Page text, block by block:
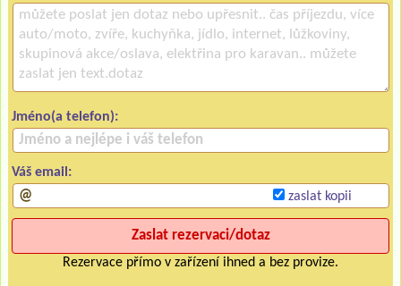
Jméno(a telefon):
Váš email:
zaslat kopii
Rezervace přímo v zařízení ihned a bez provize.